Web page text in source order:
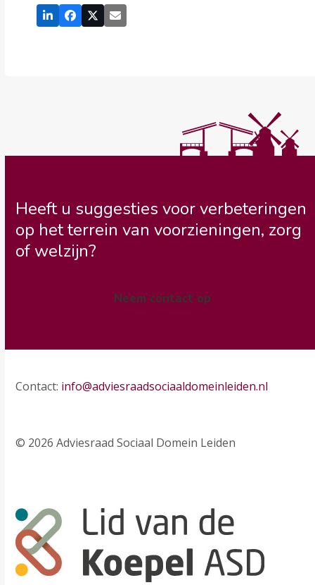
Heeft u suggesties voor verbeteringen
op het terrein van voorzieningen, zorg
of welzijn?
Neem contact op
Contact: info@adviesraadsociaaldomeinleiden.nl
© 2026 Adviesraad Sociaal Domein Leiden